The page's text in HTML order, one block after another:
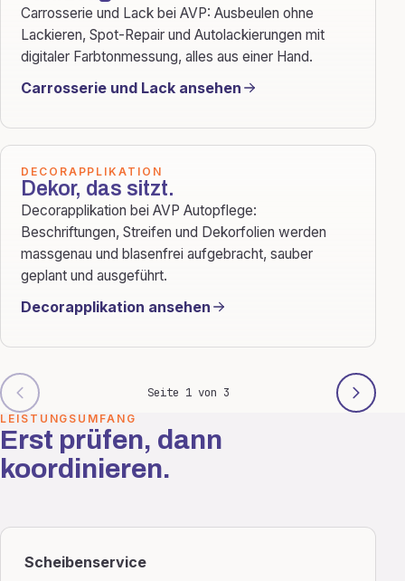
Carrosserie und Lack bei AVP: Ausbeulen ohne
Lackieren, Spot-Repair und Autolackierungen mit
digitaler Farbtonmessung, alles aus einer Hand.
Carrosserie und Lack ansehen
DECORAPPLIKATION
Dekor, das sitzt.
Decorapplikation bei AVP Autopflege:
Beschriftungen, Streifen und Dekorfolien werden
massgenau und blasenfrei aufgebracht, sauber
geplant und ausgeführt.
Decorapplikation ansehen
Seite 1 von 3
LEISTUNGSUMFANG
Erst prüfen, dann
koordinieren.
Scheibenservice